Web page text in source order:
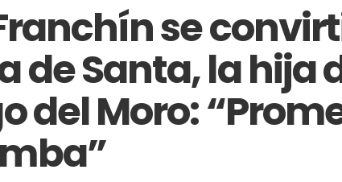
se
de Santa, la hija
del Moro: